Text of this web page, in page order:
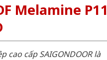
Melamine
cao cấp SAIGONDOOR là